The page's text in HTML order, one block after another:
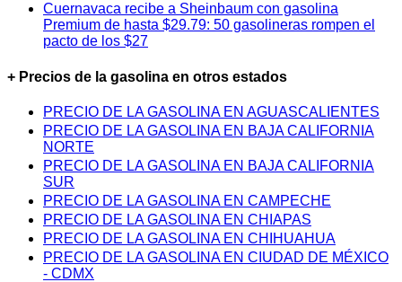
Cuernavaca recibe a Sheinbaum con gasolina
Premium de hasta $29.79: 50 gasolineras rompen el
pacto de los $27
+ Precios de la gasolina en otros estados
PRECIO DE LA GASOLINA EN AGUASCALIENTES
PRECIO DE LA GASOLINA EN BAJA CALIFORNIA
NORTE
PRECIO DE LA GASOLINA EN BAJA CALIFORNIA
SUR
PRECIO DE LA GASOLINA EN CAMPECHE
PRECIO DE LA GASOLINA EN CHIAPAS
PRECIO DE LA GASOLINA EN CHIHUAHUA
PRECIO DE LA GASOLINA EN CIUDAD DE MÉXICO
- CDMX